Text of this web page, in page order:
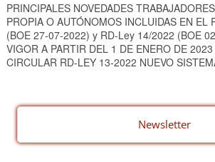
PRINCIPALES NOVEDADES
PROPIA O AUTÓNOMOS INCLUIDAS EN EL
(BOE 27-07-2022) y RD-Ley 14/2022 (BOE
VIGOR A PARTIR DEL 1 DE ENERO DE
CIRCULAR RD-LEY 13-2022 NUEVO
Newsletter